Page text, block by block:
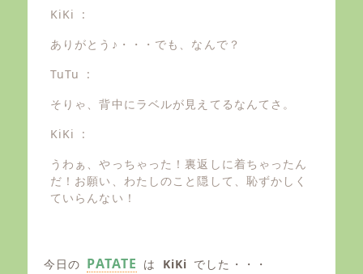
KiKi :
ありがとう♪・・・でも、なんで？
TuTu :
そりゃ、背中にラベルが見えてるなんてさ。
KiKi :
うわぁ、やっちゃった！裏返しに着ちゃったん
だ！お願い、わたしのこと隠して、恥ずかしく
ていらんない！
今日の PATATE は KiKi でした・・・